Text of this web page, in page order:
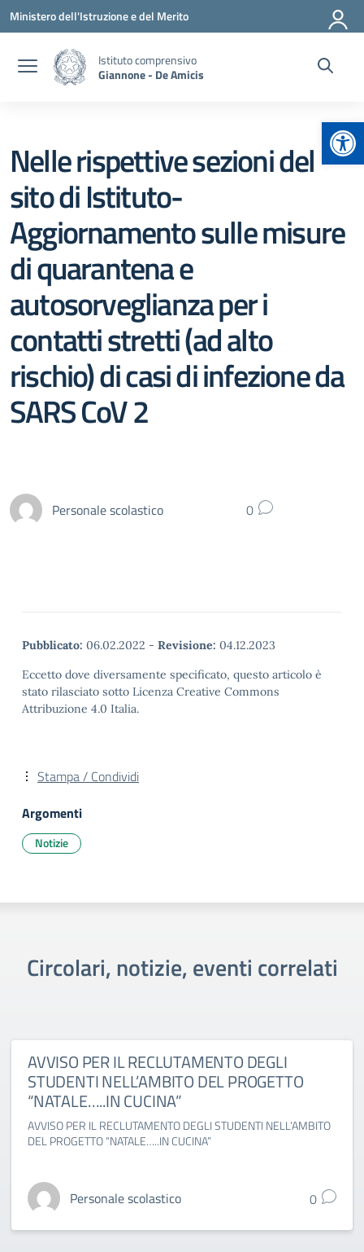
Vai ai contenuti
Vai al menu di navigazione
Vai al footer
Ministero dell'Istruzione e del Merito
Istituto comprensivo
Giannone - De Amicis
Nelle rispettive sezioni del
sito di Istituto-
Aggiornamento sulle misure
di quarantena e
autosorveglianza per i
contatti stretti (ad alto
rischio) di casi di infezione da
SARS CoV 2
Personale scolastico 0
Pubblicato: 06.02.2022 - Revisione: 04.12.2023
Eccetto dove diversamente specificato, questo articolo è
stato rilasciato sotto Licenza Creative Commons
Attribuzione 4.0 Italia.
Stampa / Condividi
Argomenti
Notizie
Circolari, notizie, eventi correlati
AVVISO PER IL RECLUTAMENTO DEGLI
STUDENTI NELL’AMBITO DEL PROGETTO
“NATALE…..IN CUCINA”
AVVISO PER IL RECLUTAMENTO DEGLI STUDENTI NELL’AMBITO
DEL PROGETTO “NATALE…..IN CUCINA”
Personale scolastico 0